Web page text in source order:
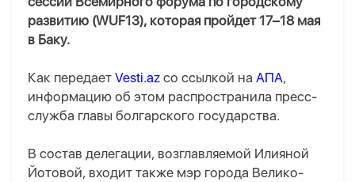
развитию (WUF13), которая пройдет 17–18 мая
в Баку.
Как передает Vesti.az со ссылкой на АПА,
информацию об этом распространила пресс-
служба главы болгарского государства.
В состав делегации, возглавляемой Илияной
Йотовой, входит также мэр города Велико-